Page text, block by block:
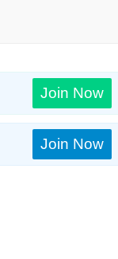
Join Now
Join Now